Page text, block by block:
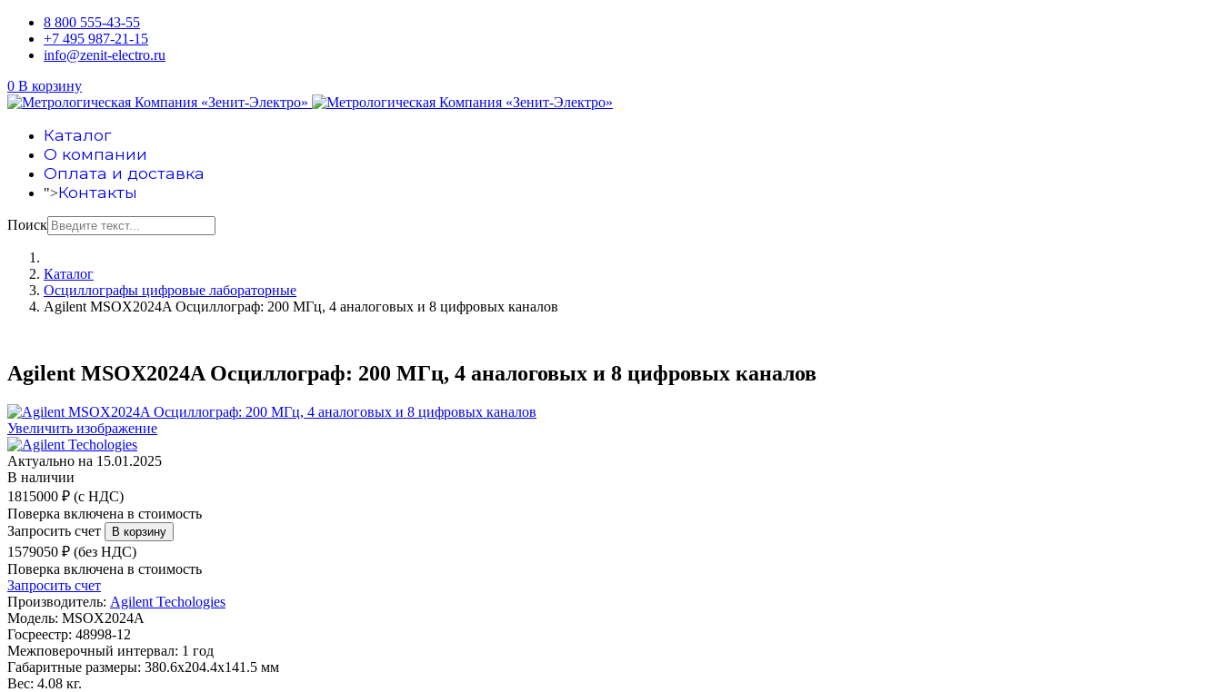
8 800 555-43-55
+7 495 987-21-15
info@zenit-electro.ru
0 В корзину
Каталог
О компании
Оплата и доставка
">Контакты
Поиск
Каталог
Осциллографы цифровые лабораторные
Agilent MSOX2024A Осциллограф: 200 МГц, 4 аналоговых и 8 цифровых каналов
Agilent MSOX2024A Осциллограф: 200 МГц, 4 аналоговых и 8 цифровых каналов
Увеличить изображение
Актуально на 15.01.2025
В наличии
1815000 ₽ (с НДС)
Поверка включена в стоимость
Запросить счет
1579050 ₽ (без НДС)
Поверка включена в стоимость
Запросить счет
Производитель: Agilent Techologies
Модель: MSOX2024A
Госреестр: 48998-12
Межповерочный интервал: 1 год
Габаритные размеры: 380.6х204.4х141.5 мм
Вес: 4.08 кг.